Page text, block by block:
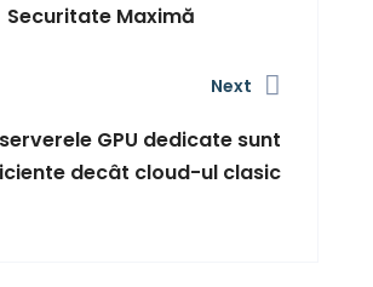
Securitate Maximă
Next
GPU dedicate sunt
decât cloud-ul clasic